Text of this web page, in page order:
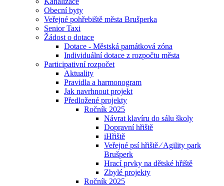
Obecní byty
Veřejné pohřebiště města Brušperka
Senior Taxi
Žádost o dotace
Dotace - Městská památková zóna
Individuální dotace z rozpočtu města
Participativní rozpočet
Aktuality
Pravidla a harmonogram
Jak navrhnout projekt
Předložené projekty
Ročník 2025
Návrat klavíru do sálu školy
Dopravní hřiště
iHřiště
Veřejné psí hřiště ⁄ Agility park
Brušperk
Hrací prvky na dětské hřiště
Zbylé projekty
Ročník 2025